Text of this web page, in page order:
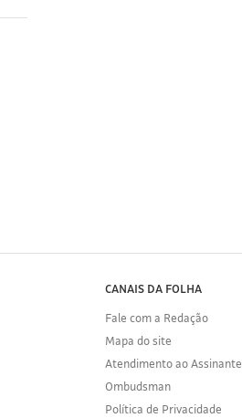
CANAIS DA FOLHA
Fale com a Redação
Mapa do site
Atendimento ao Assinante
Ombudsman
Política de Privacidade